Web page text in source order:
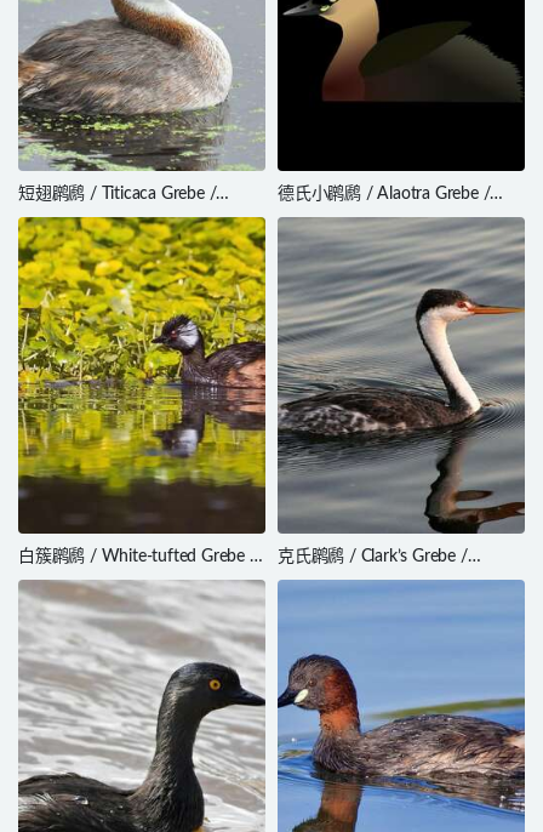
短翅䴙䴘 / Titicaca Grebe /
Rollandia microptera
德氏小䴙䴘 / Alaotra Grebe /
Tachybaptus rufolavatus
白簇䴙䴘 / White-tufted Grebe /
Rollandia rolland
克氏䴙䴘 / Clark’s Grebe /
Aechmophorus clarkii